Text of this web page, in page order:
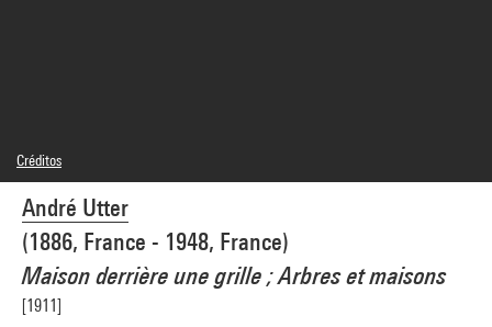
André Utter
(1886, France - 1948, France)
Maison derrière une grille ; Arbres et maisons
[1911]
Créditos
Domaine public
Créditos fotográficos : Bertrand Prévost - Centre Pompidou, MNAM-CCI
Referencia de la imagen : 4N78491
Difusión de la imagen : GrandPalaisRmnPhoto